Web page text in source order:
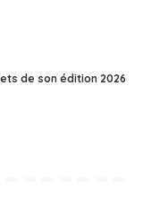
de son édition 2026